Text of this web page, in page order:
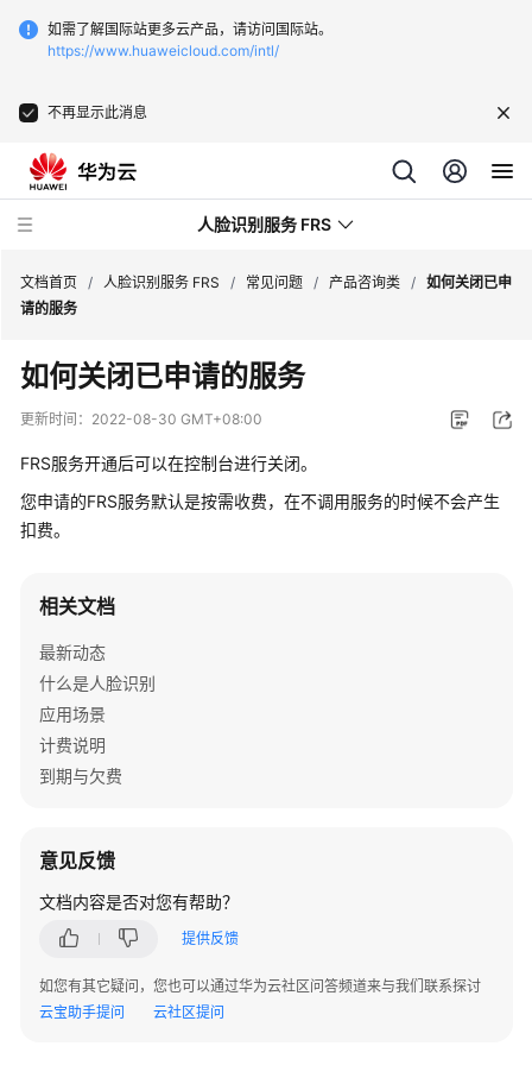
如需了解国际站更多云产品，请访问国际站。
https://www.huaweicloud.com/intl/
不再显示此消息
人脸识别服务 FRS
最
新
动
产
品
介
速
入
门
用
户
SDK
参
API
参
文档首页 / 人脸识别服务 FRS / 常见问题 / 产品咨询类 / 如何关闭已申
请的服务
如何关闭已申请的服务
更新时间： 2022-08-30 GMT+08:00
FRS服务开通后可以在控制台进行关闭。
您申请的FRS服务默认是按需收费，在不调用服务的时候不会产生
扣费。
相关文档
最新动态
什么是人脸识别
应用场景
计费说明
到期与欠费
意见反馈
文档内容是否对您有帮助？
提供反馈
如您有其它疑问，您也可以通过华为云社区问答频道来与我们联系探讨
云宝助手提问
云社区提问